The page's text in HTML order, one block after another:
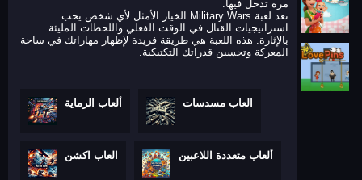
مرة تدخل فيها.
تعد لعبة Military Wars الخيار الأمثل لأي شخص يحب
استراتيجيات القتال في الوقت الفعلي واللحظات المليئة
بالإثارة. هذه اللعبة هي طريقة فريدة لإظهار مهاراتك في ساحة
المعركة وتحسين قدراتك التكتيكية.
ألعاب الرماية العاب مسدسات
العاب اكشن ألعاب متعددة اللاعبين